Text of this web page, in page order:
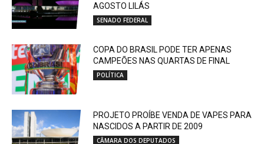
AGOSTO LILÁS
SENADO FEDERAL
COPA DO BRASIL PODE TER APENAS
CAMPEÕES NAS QUARTAS DE FINAL
POLÍTICA
PROJETO PROÍBE VENDA DE VAPES PARA
NASCIDOS A PARTIR DE 2009
CÂMARA DOS DEPUTADOS